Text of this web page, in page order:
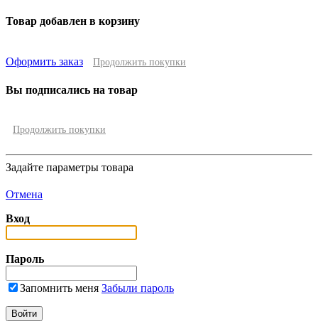
Товар добавлен в корзину
Оформить заказ Продолжить покупки
Вы подписались на товар
Продолжить покупки
Задайте параметры товара
Отмена
Вход
Пароль
Запомнить меня Забыли пароль